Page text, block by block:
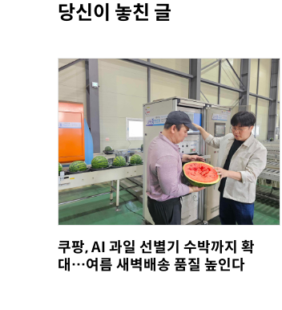
당신이 놓친 글
쿠팡, AI 과일 선별기 수박까지 확
대…여름 새벽배송 품질 높인다